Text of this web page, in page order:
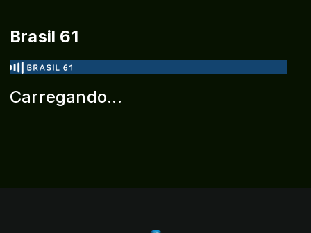
Brasil 61
Carregando...